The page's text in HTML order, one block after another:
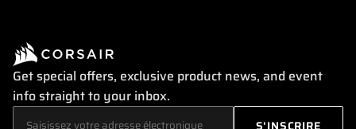
Get special offers, exclusive product news, and event
info straight to your inbox.